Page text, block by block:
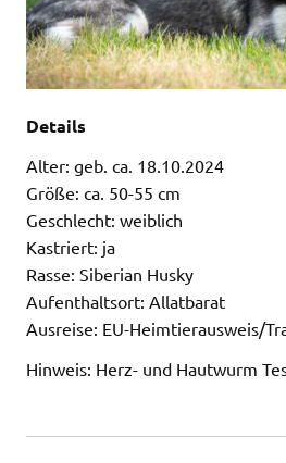
Details
Alter: geb. ca. 18.10.2024
Größe: ca. 50-55 cm
Geschlecht: weiblich
Kastriert: ja
Rasse: Siberian Husky
Aufenthaltsort: Allatbarat
Ausreise: EU-Heimtierausweis/
Hinweis: Herz- und Hautwurm